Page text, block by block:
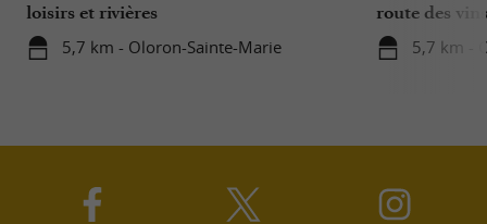
loisirs et rivières
5,7 km - Oloron-Sainte-Marie
route des
5,7 km -